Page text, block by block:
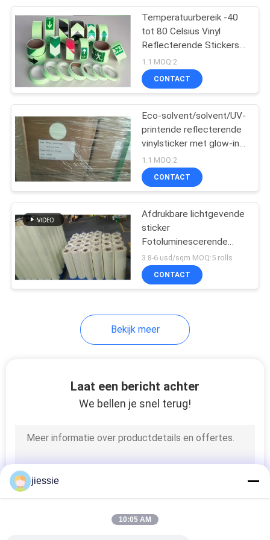
Het Voor het
drukken geschikte
Canvas van Inkjet
15
Flex banner van pvc
26
sublimatiedruk
het vinyl van de
hitteoverdracht
Temperatuurbereik -40
tot 80 Celsius Vinyl
Reflecterende Stickers
met Geel Groen/groen
1.1 MOQ:2
CONTACT
Eco-solvent/solvent/UV-
printende reflecterende
vinylsticker met glow-in-
the-dark-functie en UV-
bestendigheid
1.1 MOQ:2
CONTACT
Afdrukbare lichtgevende
sticker
Fotoluminescerende
vinylfilm gloeit in het
donker 4 uur voor
veiligheidsborden bij de
3.8-6 usd/sqm MOQ:5 rolls
CONTACT
Bekijk meer
Laat een bericht achter
We bellen je snel terug!
jiessie
10:05 AM